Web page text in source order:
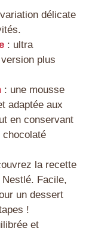
délicate
: ultra
plus
: une mousse
adaptée aux
en conservant
chocolaté
la recette
Facile,
un dessert
!
et